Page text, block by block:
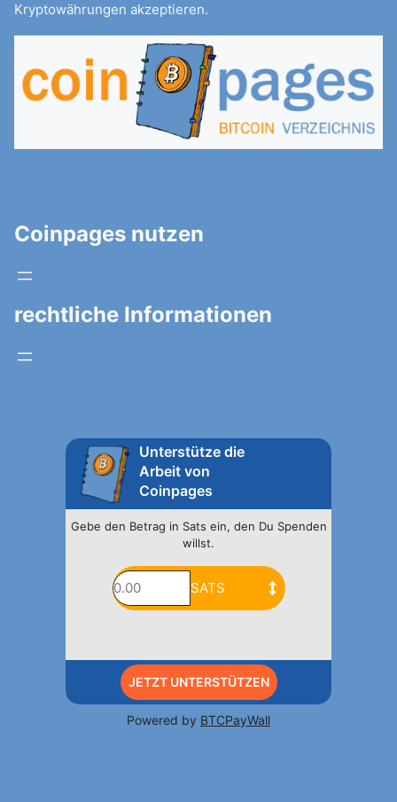
Kryptowährungen akzeptieren.
Coinpages nutzen
rechtliche Informationen
Unterstütze die
Arbeit von
Coinpages
Gebe den Betrag in Sats ein, den Du Spenden
willst.
JETZT UNTERSTÜTZEN
Powered by BTCPayWall